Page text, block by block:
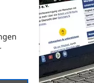
und dieses